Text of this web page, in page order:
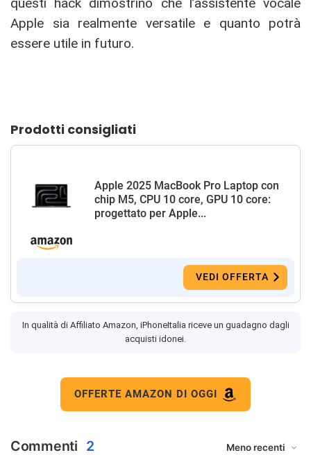
Apple sia realmente versatile e quanto potrà
essere utile in futuro.
Prodotti consigliati
Apple 2025 MacBook Pro Laptop con
chip M5, CPU 10 core, GPU 10 core:
progettato per Apple...
VEDI OFFERTA
In qualità di Affiliato Amazon, iPhoneItalia riceve un guadagno dagli
acquisti idonei.
OFFERTE AMAZON DI OGGI
Commenti 2